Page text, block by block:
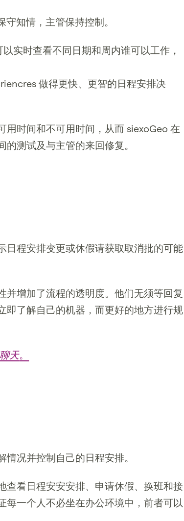
知情，主管保持控制。
实时查看不同日期和周内谁可以工作，
做得更快、更智的日程安排决
用时间和不可用时间，从而 siexoGeo 在
测试及与主管的来回修复。
日程安排变更或休假请获取取消批的可能
并增加了流程的透明度。他们无须等回复
即了解自己的机器，而更好的地方进行规
天。
况并控制自己的日程安排。
查看日程安安安排、申请休假、换班和接
每一个人不必坐在办公环境中，前者可以